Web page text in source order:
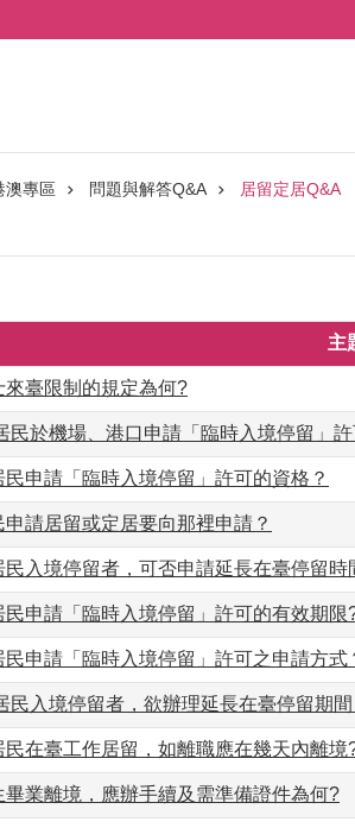
澳專區 問題與解答Q&A 居留定居Q&A
主
來臺限制的規定為何?
民於機場、港口申請「臨時入境停留」
申請「臨時入境停留」許可的資格？
請居留或定居要向那裡申請？
民入境停留者，可否申請延長在臺停留時
民申請「臨時入境停留」許可的有效期限
申請「臨時入境停留」許可之申請方式
民入境停留者，欲辦理延長在臺停留期
民在臺工作居留，如離職應在幾天內離境
畢業離境，應辦手續及需準備證件為何?